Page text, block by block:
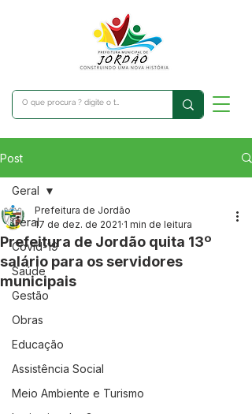
Post
Geral
Covid-19
Saúde
Gestão
Obras
Educação
Assistência Social
Meio Ambiente e Turismo
Geral
Prefeitura de Jordão quita 13º
salário para os servidores
municipais
Prefeitura de Jordão
17 de dez. de 2021 1 min de leitura